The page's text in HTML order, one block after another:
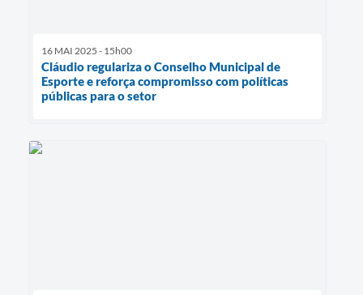
16 MAI 2025 - 15h00
Cláudio regulariza o Conselho Municipal de
Esporte e reforça compromisso com políticas
públicas para o setor